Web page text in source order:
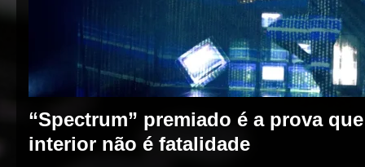
“Spectrum” premiado é a prova
interior não é fatalidade